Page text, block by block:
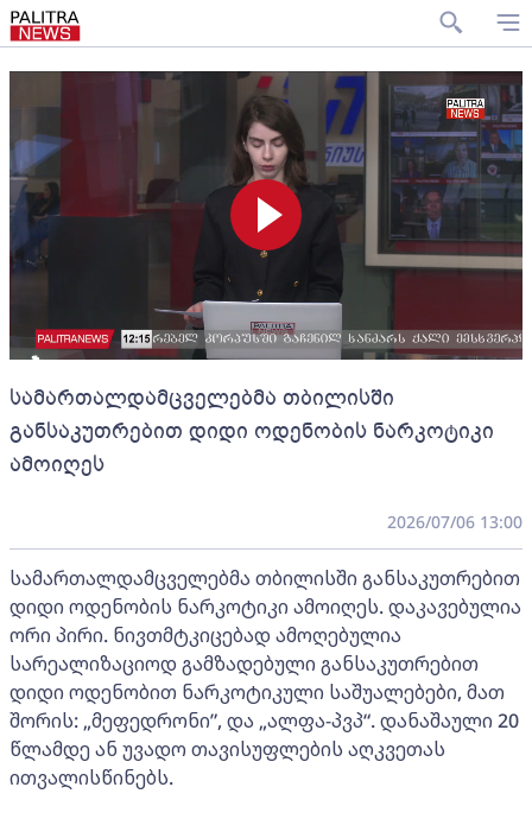
სამართალდამცველებმა თბილისში
განსაკუთრებით დიდი ოდენობის ნარკოტიკი
ამოიღეს
2026/07/06 13:00
სამართალდამცველებმა თბილისში განსაკუთრებით
დიდი ოდენობის ნარკოტიკი ამოიღეს. დაკავებულია
ორი პირი. ნივთმტკიცებად ამოღებულია
სარეალიზაციოდ გამზადებული განსაკუთრებით
დიდი ოდენობით ნარკოტიკული საშუალებები, მათ
შორის: „მეფედრონი”, და „ალფა-პვპ“. დანაშაული 20
წლამდე ან უვადო თავისუფლების აღკვეთას
ითვალისწინებს.